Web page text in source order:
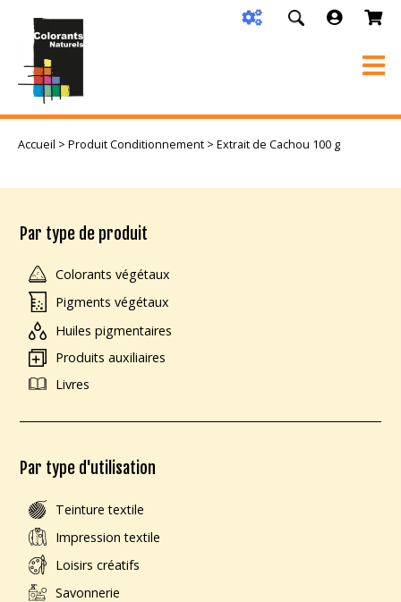
Accueil > Produit Conditionnement > Extrait de Cachou 100 g
Par type de produit
Colorants végétaux
Pigments végétaux
Huiles pigmentaires
Produits auxiliaires
Livres
Par type d'utilisation
Teinture textile
Impression textile
Loisirs créatifs
Savonnerie